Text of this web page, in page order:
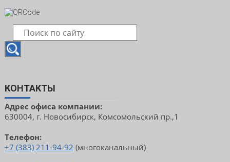
КОНТАКТЫ
Адрес офиса компании:
630004, г. Новосибирск, Комсомольский пр.,1
Телефон:
+7 (383) 211-94-92 (многоканальный)